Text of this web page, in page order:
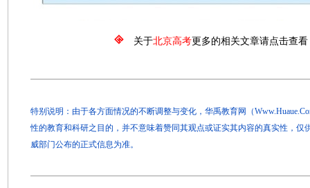
关于北京高考更多的相关文章请点击查看
特别说明：由于各方面情况的不断调整与变化，华禹教育网（
性的教育和科研之目的，并不意味着赞同其观点或证实其内容的真实性，仅
威部门公布的正式信息为准。